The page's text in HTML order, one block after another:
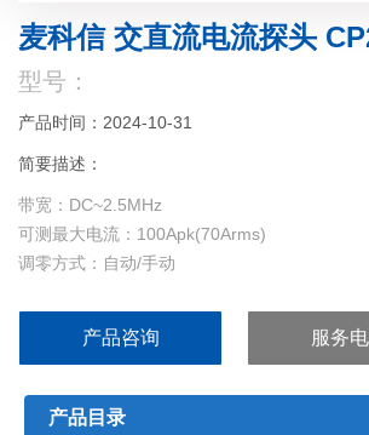
麦科信 交直流电流探头
型号：
产品时间：2024-10-31
简要描述：
带宽：DC~2.5MHz
可测最大电流：100Apk(70Arms)
调零方式：自动/手动
产品咨询 服务
产品目录